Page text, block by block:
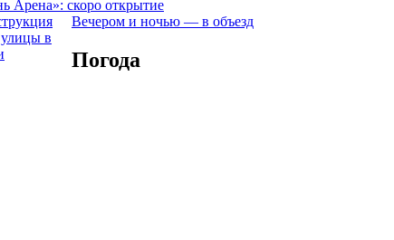
Арена»: скоро открытие
Вечером и ночью — в объезд
Погода